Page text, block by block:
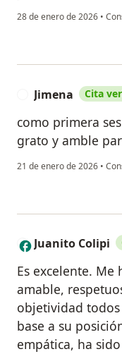
28 de enero de 2026 •
Jimena Cita
como primera
grato y amble
21 de enero de 2026 •
J Juanito Colipi
Es excelente.
amable,
objetividad
base a su
empática, ha